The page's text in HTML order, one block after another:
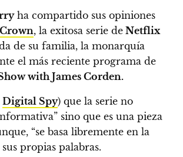
ha compartido sus opiniones
, la exitosa serie de Netflix
de su familia, la monarquía
el más reciente programa de
with James Corden.
Digital Spy) que la serie no
sino que es una pieza
“se basa libremente en la
propias palabras.